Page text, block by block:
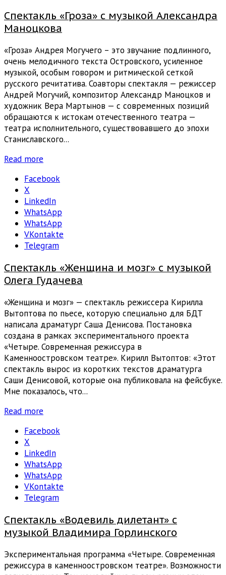
Спектакль «Гроза» с музыкой Александра
Маноцкова
«Гроза» Андрея Могучего – это звучание подлинного,
очень мелодичного текста Островского, усиленное
музыкой, особым говором и ритмической сеткой
русского речитатива. Соавторы спектакля — режиссер
Андрей Могучий, композитор Александр Маноцков и
художник Вера Мартынов — с современных позиций
обращаются к истокам отечественного театра —
театра исполнительного, существовавшего до эпохи
Станиславского...
Read more
Facebook
X
LinkedIn
WhatsApp
WhatsApp
VKontakte
Telegram
Спектакль «Женщина и мозг» с музыкой
Олега Гудачева
«Женщина и мозг» — спектакль режиссера Кирилла
Вытоптова по пьесе, которую специально для БДТ
написала драматург Саша Денисова. Постановка
создана в рамках экспериментального проекта
«Четыре. Современная режиссура в
Каменноостровском театре». Кирилл Вытоптов: «Этот
спектакль вырос из коротких текстов драматурга
Саши Денисовой, которые она публиковала на фейсбуке.
Мне показалось, что...
Read more
Facebook
X
LinkedIn
WhatsApp
WhatsApp
VKontakte
Telegram
Спектакль «Водевиль дилетант» с
музыкой Владимира Горлинского
Экспериментальная программа «Четыре. Современная
режиссура в каменноостровском театре». Возможности